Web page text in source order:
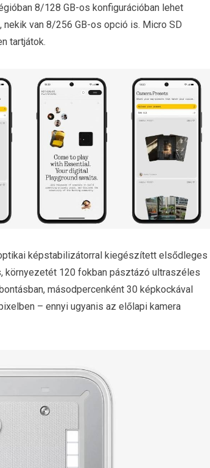
8/128 GB-os konfigurációban lehet
van 8/256 GB-os opció is. Micro SD
tartjátok.
képstabilizátorral kiegészített elsődleges
környezetét 120 fokban pásztázó ultraszéles
másodpercenként 30 képkockával
– ennyi ugyanis az előlapi kamera